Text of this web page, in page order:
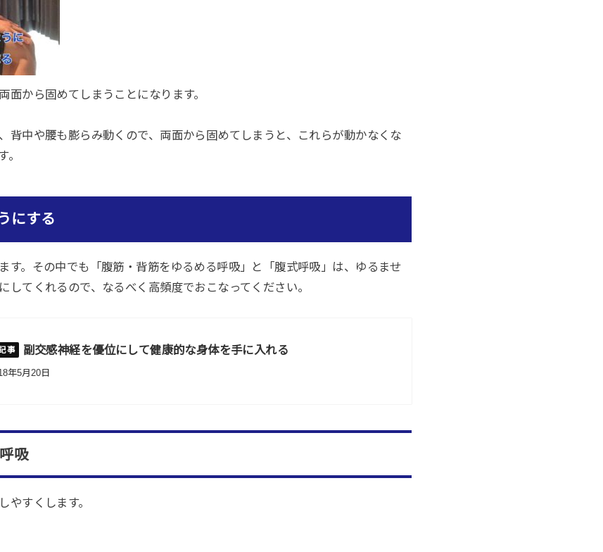
面から固めてしまうことになります。
背中や腰も膨らみ動くので、両面から固めてしまうと、これらが動かなくな
。
にする
す。その中でも「腹筋・背筋をゆるめる呼吸」と「腹式呼吸」は、ゆるませ
してくれるので、なるべく高頻度でおこなってください。
副交感神経を優位にして健康的な身体を手に入れる
年5月20日
吸
やすくします。